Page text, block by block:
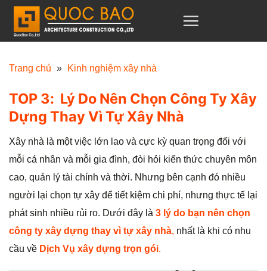
u
Trang chủ » Kinh nghiệm xây nhà
TOP 3: Lý Do Nên Chọn Công Ty Xây
Dựng Thay Vì Tự Xây Nhà
Xây nhà là một việc lớn lao và cực kỳ quan trọng đối với
mỗi cá nhân và mỗi gia đình, đòi hỏi kiến thức chuyên môn
cao, quản lý tài chính và thời. Nhưng bên cạnh đó nhiều
người lại chọn tự xây để tiết kiệm chi phí, nhưng thực tế lại
phát sinh nhiều rủi ro. Dưới đây là 3 lý do bạn nên chọn
công ty xây dựng thay vì tự xây nhà, nhất là khi có nhu
cầu về Dịch Vụ xây dựng trọn gói.